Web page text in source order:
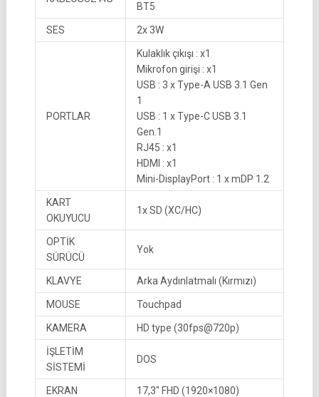
BT5
SES 2x 3W
PORTLAR
Kulaklık çıkışı : x1
Mikrofon girişi : x1
USB : 3 x Type-A USB 3.1 Gen
1
USB : 1 x Type-C USB 3.1
Gen.1
RJ45 : x1
HDMI : x1
Mini-DisplayPort : 1 x mDP 1.2
KART
OKUYUCU
1x SD (XC/HC)
OPTİK
SÜRÜCÜ
Yok
KLAVYE Arka Aydınlatmalı (Kırmızı)
MOUSE Touchpad
KAMERA HD type (30fps@720p)
İŞLETİM
SİSTEMİ
DOS
EKRAN
17,3″ FHD (1920×1080)